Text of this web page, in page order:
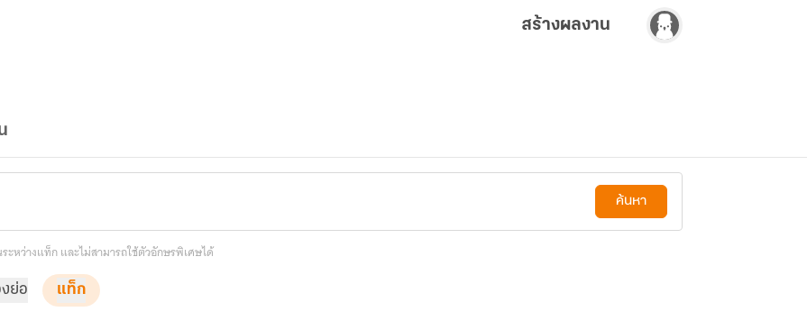
สร้างผลงาน
ค้นหา
หว่างแท็ก และไม่สามารถใช้ตัวอักษรพิเศษได้
งย่อ แท็ก